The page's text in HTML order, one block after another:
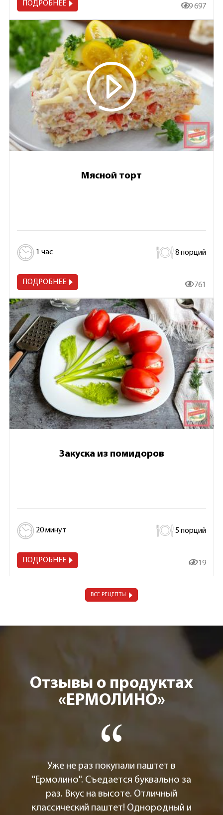
ПОДРОБНЕЕ 169 697
Мясной торт
1 час 8 порций
ПОДРОБНЕЕ 11 761
Закуска из помидоров
20 минут 5 порций
ПОДРОБНЕЕ 6 219
ВСЕ РЕЦЕПТЫ
Отзывы о продуктах
«ЕРМОЛИНО»
Уже не раз покупали паштет в
"Ермолино". Съедается буквально за
раз. Вкус на высоте. Отличный
классический паштет! Однородный и